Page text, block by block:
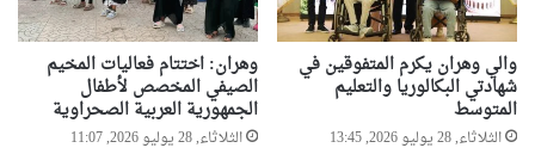
والي وهران يكرم المتفوقين في
شهادتي البكالوريا والتعليم
المتوسط
الثلاثاء, 28 يوليو 2026, 13:45
وهران: اختتام فعاليات المخيم
الصيفي المخصص لأطفال
الجمهورية العربية الصحراوية
الثلاثاء, 28 يوليو 2026, 11:07